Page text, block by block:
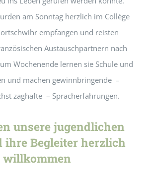
am Sonntag herzlich im Collège
empfangen und reisten
Austauschpartnern nach
Wochenende lernen sie Schule und
und machen gewinnbringende –
zaghafte – Spracherfahrungen.
unsere jugendlichen
ihre Begleiter herzlich
willkommen